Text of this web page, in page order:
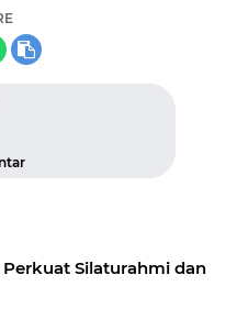
Perkuat Silaturahmi dan